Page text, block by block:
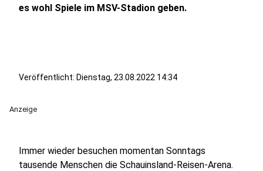
es wohl Spiele im MSV-Stadion geben.
Veröffentlicht: Dienstag, 23.08.2022 14:34
Anzeige
Immer wieder besuchen momentan Sonntags
tausende Menschen die Schauinsland-Reisen-Arena.